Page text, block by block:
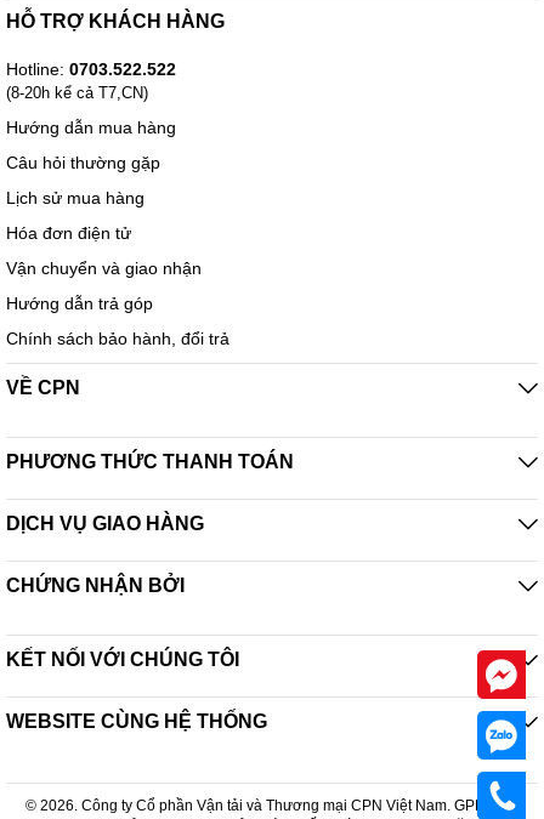
HỖ TRỢ KHÁCH HÀNG
Hotline: 0703.522.522
(8-20h kể cả T7,CN)
Hướng dẫn mua hàng
Câu hỏi thường gặp
Lịch sử mua hàng
Hóa đơn điện tử
Vận chuyển và giao nhận
Hướng dẫn trả góp
Chính sách bảo hành, đổi trả
VỀ CPN
PHƯƠNG THỨC THANH TOÁN
DỊCH VỤ GIAO HÀNG
CHỨNG NHẬN BỞI
KẾT NỐI VỚI CHÚNG TÔI
WEBSITE CÙNG HỆ THỐNG
© 2026. Công ty Cổ phần Vận tải và Thương mại CPN Việt Nam. GPDKKD: